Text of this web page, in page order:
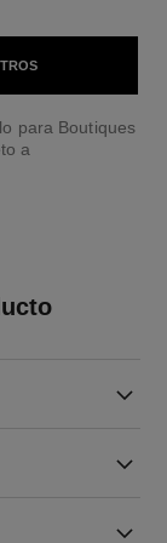
para Boutiques
a